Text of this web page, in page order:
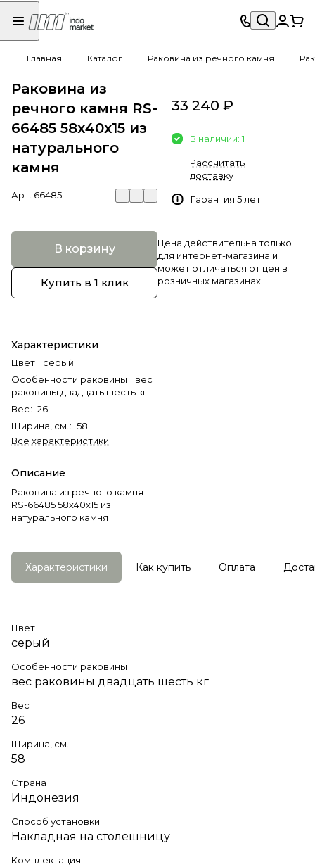
Главная Каталог Раковина из речного камня
Раковина из
речного камня RS-
66485 58х40х15 из
натурального
камня
Арт. 66485
В корзину
Купить в 1 клик
Характеристики
Цвет: серый
Особенности раковины: вес
раковины двадцать шесть кг
Вес: 26
Ширина, см. : 58
Все характеристики
Описание
Раковина из речного камня
RS-66485 58х40х15 из
натурального камня
33 240 ₽
В наличии: 1
Рассчитать
доставку
Гарантия 5 лет
Цена действительна только
для интернет-магазина и
может отличаться от цен в
розничных магазинах
Характеристики Как купить Оплата
Цвет
серый
Особенности раковины
вес раковины двадцать шесть кг
Вес
26
Ширина, см.
58
Страна
Индонезия
Способ установки
Накладная на столешницу
Комплектация